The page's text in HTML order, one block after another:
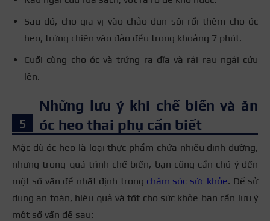
Sau đó, cho gia vị vào chảo đun sôi rồi thêm cho óc
heo, trứng chiên vào đảo đều trong khoảng 7 phút.
Cuối cùng cho óc và trứng ra đĩa và rải rau ngải cứu
lên.
Những lưu ý khi chế biến và ăn
óc heo thai phụ cần biết
Mặc dù óc heo là loại thực phẩm chứa nhiều dinh dưỡng,
nhưng trong quá trình chế biến, bạn cũng cần chú ý đến
một số vấn đề nhất định trong chăm sóc sức khỏe. Để sử
dụng an toàn, hiệu quả và tốt cho sức khỏe bạn cần lưu ý
một số vấn đề sau: